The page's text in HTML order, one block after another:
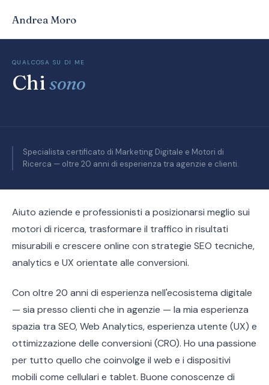
Andrea Moro
QUALCOSA SU DI ME
Chisono
Specialista certificato di Marketing Digitale e Motori di
Ricerca — oltre 20 anni di esperienza tra agenzie e clienti.
Aiuto aziende e professionisti a posizionarsi meglio sui
motori di ricerca, trasformare il traffico in risultati
misurabili e crescere online con strategie SEO tecniche,
analytics e UX orientate alle conversioni.
Con oltre 20 anni di esperienza nell'ecosistema digitale
— sia presso clienti che in agenzie — la mia esperienza
spazia tra SEO, Web Analytics, esperienza utente (UX) e
ottimizzazione delle conversioni (CRO). Ho una passione
per tutto quello che coinvolge il web e i dispositivi
mobili come cellulari e tablet. Buone conoscenze di